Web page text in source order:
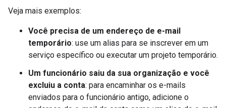
Veja mais exemplos:
Você precisa de um endereço de e-mail
temporário: use um alias para se inscrever em um
serviço específico ou executar um projeto temporário.
Um funcionário saiu da sua organização e você
excluiu a conta: para encaminhar os e-mails
enviados para o funcionário antigo, adicione o